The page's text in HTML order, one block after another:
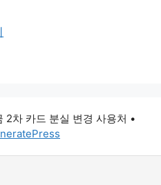
차 카드 분실 변경 사용처 •